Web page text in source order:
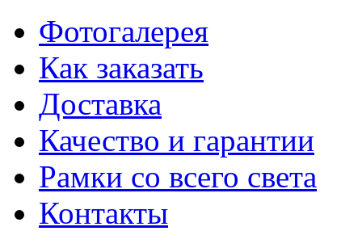
Фотогалерея
Как заказать
Доставка
Качество и гарантии
Рамки со всего света
Контакты